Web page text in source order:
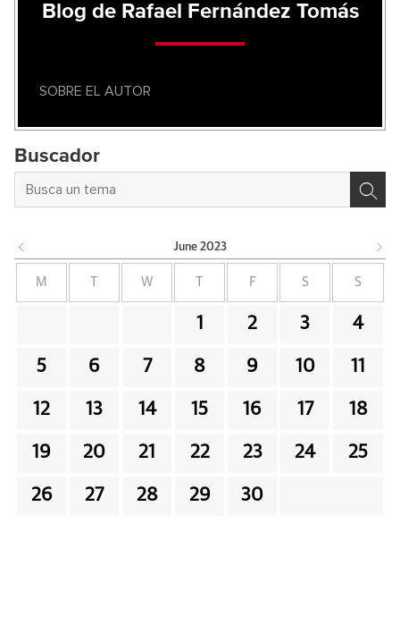
Blog de Rafael Fernández Tomás
SOBRE EL AUTOR
Buscador
June 2023
M W F S S
1 2 3 4
5 6 7 8 9 10 11
12 13 14 15 16 17 18
19 20 21 22 23 24 25
26 27 28 29 30